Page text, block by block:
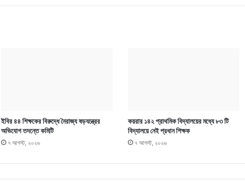
ইবির ৪৪ শিক্ষকের বিরুদ্ধে নৈরাজ্য ষড়যন্ত্রের
অভিযোগ তদন্তে কমিটি
৭ আগস্ট, ২০২৬
কয়রার ১৪২ প্রাথমিক বিদ্যালয়ের মধ্যে ৮৩ টি
বিদ্যালয়ে নেই প্রধান শিক্ষক
৭ আগস্ট, ২০২৬